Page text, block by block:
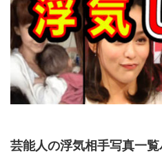
芸能人の浮気相手写真一